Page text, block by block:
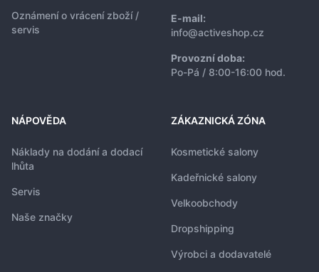
Oznámení o vrácení zboží /
servis
E-mail:
info@activeshop.cz
Provozní doba:
Po-Pá / 8:00-16:00 hod.
NÁPOVĚDA
Náklady na dodání a dodací
lhůta
Servis
Naše značky
ZÁKAZNICKÁ ZÓNA
Kosmetické salony
Kadeřnické salony
Velkoobchody
Dropshipping
Výrobci a dodavatelé